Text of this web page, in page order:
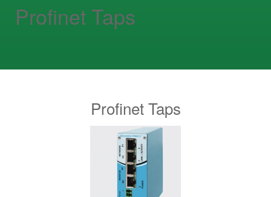
Profinet Taps
Profinet Taps